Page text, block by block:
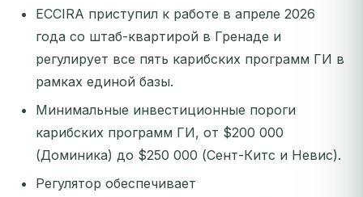
ECCIRA приступил к работе в апреле 2026
года со штаб-квартирой в Гренаде и
регулирует все пять карибских программ ГИ в
рамках единой базы.
Минимальные инвестиционные пороги
карибских программ ГИ, от $200 000
(Доминика) до $250 000 (Сент-Китс и Невис).
Регулятор обеспечивает